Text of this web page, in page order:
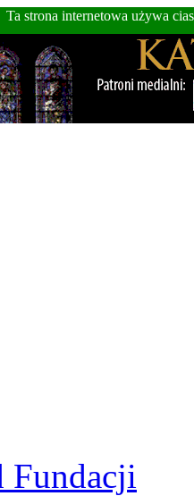
Ta strona internetowa używa
Fundacji